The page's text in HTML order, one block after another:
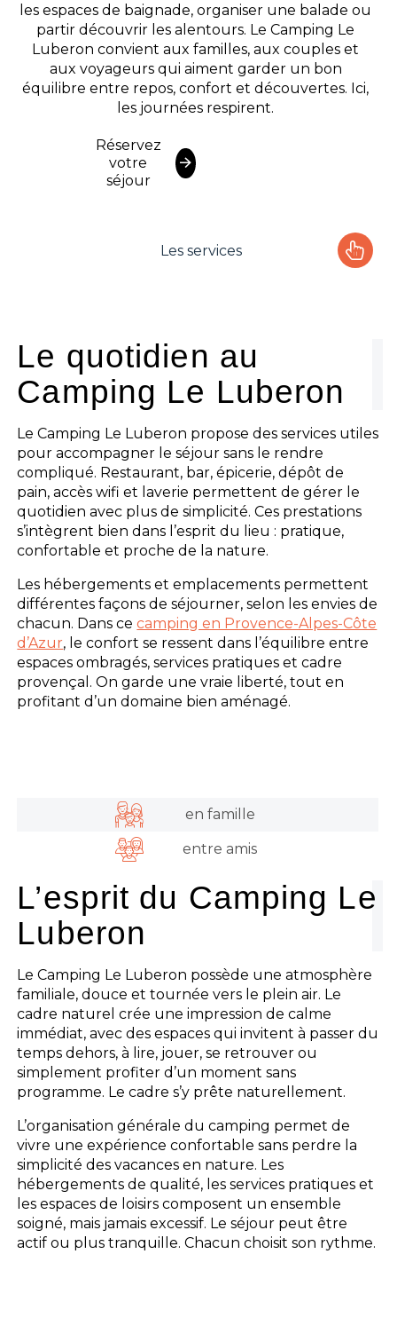
les espaces de baignade, organiser une balade ou
partir découvrir les alentours. Le Camping Le
Luberon convient aux familles, aux couples et
aux voyageurs qui aiment garder un bon
équilibre entre repos, confort et découvertes. Ici,
les journées respirent.
Réservez
votre
séjour
Les services
L'espace Aquatique
Les activités
Les infos pratiques
Le quotidien au
Camping Le Luberon
Le Camping Le Luberon propose des services utiles
pour accompagner le séjour sans le rendre
compliqué. Restaurant, bar, épicerie, dépôt de
pain, accès wifi et laverie permettent de gérer le
quotidien avec plus de simplicité. Ces prestations
s’intègrent bien dans l’esprit du lieu : pratique,
confortable et proche de la nature.
Les hébergements et emplacements permettent
différentes façons de séjourner, selon les envies de
chacun. Dans cecamping en Provence-Alpes-Côte
d’Azur, le confort se ressent dans l’équilibre entre
espaces ombragés, services pratiques et cadre
provençal. On garde une vraie liberté, tout en
profitant d’un domaine bien aménagé.
en famille
entre amis
L’esprit du Camping Le
Luberon
Le Camping Le Luberon possède une atmosphère
familiale, douce et tournée vers le plein air. Le
cadre naturel crée une impression de calme
immédiat, avec des espaces qui invitent à passer du
temps dehors, à lire, jouer, se retrouver ou
simplement profiter d’un moment sans
programme. Le cadre s’y prête naturellement.
L’organisation générale du camping permet de
vivre une expérience confortable sans perdre la
simplicité des vacances en nature. Les
hébergements de qualité, les services pratiques et
les espaces de loisirs composent un ensemble
soigné, mais jamais excessif. Le séjour peut être
actif ou plus tranquille. Chacun choisit son rythme.